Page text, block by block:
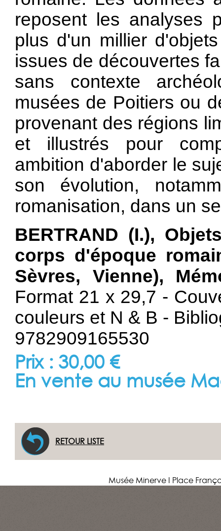
reposent les analyses
plus d'un millier
issues de découvertes
sans contexte
musées de Poitiers ou
provenant des régions
et illustrés pour
ambition d'aborder le
son évolution,
romanisation, dans un
BERTRAND (I.),
corps d'époque
Sèvres, Vienne),
Format 21 x 29,7 -
couleurs et N & B -
9782909165530
Prix : 30,00 €
En vente au musée
RETOUR LISTE
Musée Minerve I Place